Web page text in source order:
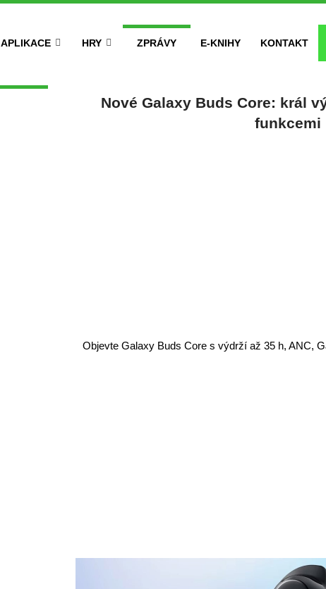
APLIKACE HRY ZPRÁVY E-KNIHY KONTAKT
Nové Galaxy Buds Core: král
funkcemi
Objevte Galaxy Buds Core s výdrží až 35 h, ANC,